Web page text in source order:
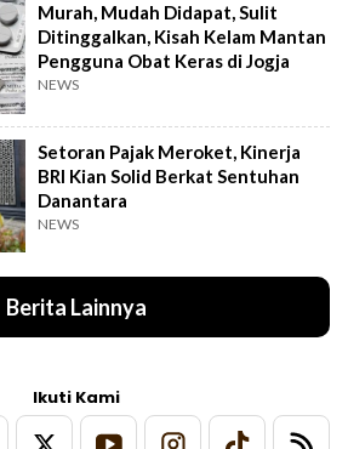
Murah, Mudah Didapat, Sulit
Ditinggalkan, Kisah Kelam Mantan
Pengguna Obat Keras di Jogja
NEWS
Setoran Pajak Meroket, Kinerja
BRI Kian Solid Berkat Sentuhan
Danantara
NEWS
Berita Lainnya
Ikuti Kami